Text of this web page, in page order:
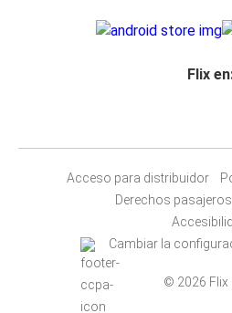
Flix
Acceso para distribuidor
Derechos pasajeros
Cambiar la
© 2026 Flix